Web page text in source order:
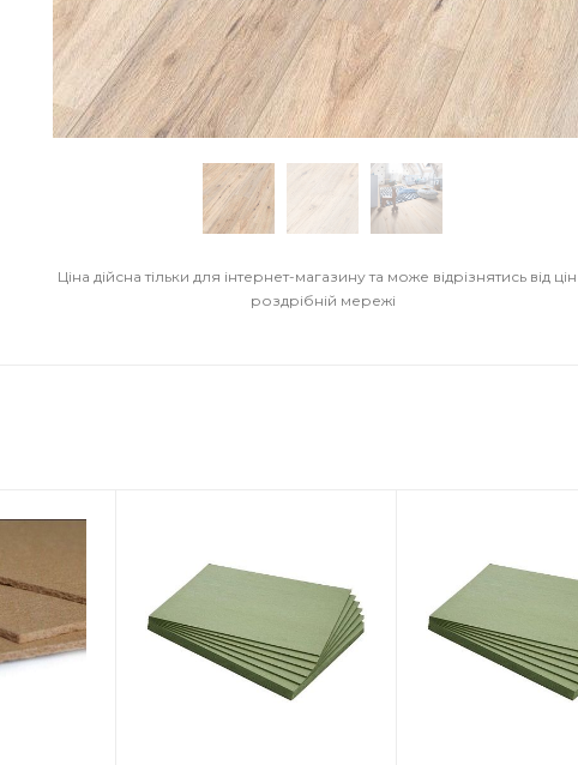
Ціна дійсна тільки для інтернет-магазину та може відрізнятись від
роздрібній мережі
Ширина
590 мм
Ширина
590 мм